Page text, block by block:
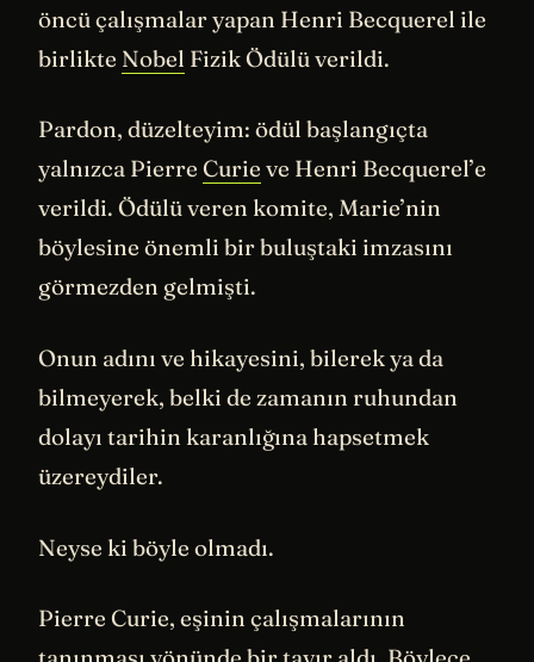
öncü çalışmalar yapan Henri Becquerel ile
birlikte Nobel Fizik Ödülü verildi.
Pardon, düzelteyim: ödül başlangıçta
yalnızca Pierre Curie ve Henri Becquerel’e
verildi. Ödülü veren komite, Marie’nin
böylesine önemli bir buluştaki imzasını
görmezden gelmişti.
Onun adını ve hikayesini, bilerek ya da
bilmeyerek, belki de zamanın ruhundan
dolayı tarihin karanlığına hapsetmek
üzereydiler.
Neyse ki böyle olmadı.
Pierre Curie, eşinin çalışmalarının